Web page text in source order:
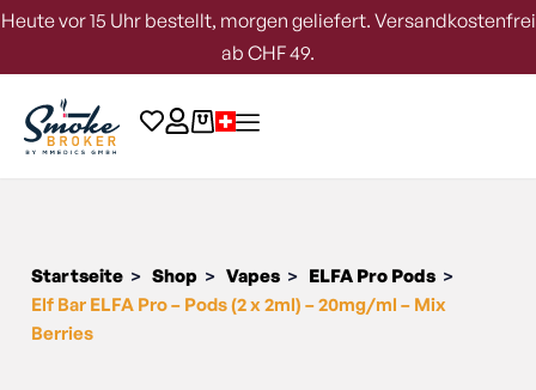
Heute vor 15 Uhr bestellt, morgen geliefert. Versandkostenfrei
ab CHF 49.
Startseite > Shop > Vapes > ELFA Pro Pods >
Elf Bar ELFA Pro – Pods (2 x 2ml) – 20mg/ml – Mix
Berries